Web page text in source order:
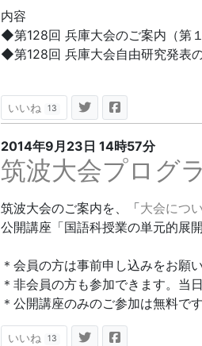
内容
◆第128回 兵庫大会のご案内（第１
◆第128回 兵庫大会自由研究発表
いいね 13
2014年9月23日 14時57分
筑波大会プログ
筑波大会のご案内を、「大会につ
公開講座「国語科授業の単元的展
＊会員の方は事前申し込みをお願い
＊非会員の方も参加できます。当
＊公開講座のみのご参加は無料です
いいね 13